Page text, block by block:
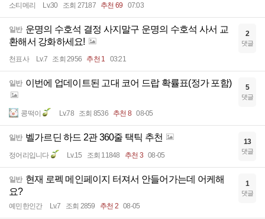
소티메리 Lv.30 조회 27187 추천 69 07:03
일반 운명의 수호석 결정 사지말구 운명의 수호석 사서 교
환해서 강화하세요!
천표사 Lv.7 조회 2956 추천 1 03:21
2
댓글
일반 이번에 업데이트된 고대 코어 드랍 확률표(정가 포함)
콩떡이 Lv.78 조회 8536 추천 8 08-05
5
댓글
일반 벨가르딘 하드 2관 360줄 택틱 추천
정어리입니다 Lv.15 조회 11848 추천 3 08-05
13
댓글
일반 현재 로펙 메인페이지 터져서 안들어가는데 어케해
요?
예민한인간 Lv.7 조회 2859 추천 2 08-05
1
댓글